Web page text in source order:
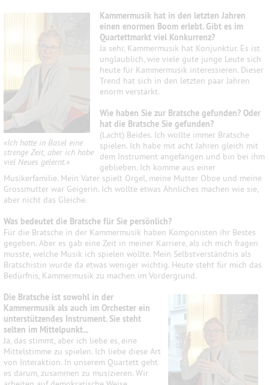
«Ich hatte in Basel eine
strenge Zeit, aber ich habe
viel Neues gelernt.»
Kammermusik hat in den letzten Jahren
einen enormen Boom erlebt. Gibt es im
Quartettmarkt viel Konkurrenz?
Ja sehr, Kammermusik hat Konjunktur. Es ist
unglaublich, wie viele gute junge Leute sich
heute für Kammermusik interessieren. Dieser
Trend hat sich in den letzten paar Jahren
enorm verstärkt.
Wie haben Sie zur Bratsche gefunden? Oder
hat die Bratsche Sie gefunden?
(Lacht) Beides. Ich wollte immer Bratsche
spielen. Ich habe mit acht Jahren gleich mit
dem Instrument angefangen und bin bei ihm
geblieben. Ich komme aus einer
Musikerfamilie. Mein Vater spielt Orgel, meine Mutter Oboe und meine
Grossmutter war Geigerin. Ich wollte etwas Ähnliches machen wie sie,
aber nicht das Gleiche.
Was bedeutet die Bratsche für Sie persönlich?
Für die Bratsche in der Kammermusik haben Komponisten ihr Bestes
gegeben. Aber es gab eine Zeit in meiner Karriere, als ich mich fragen
musste, welche Musik ich spielen wollte. Mein Selbstverständnis als
Bratschistin wurde da etwas weniger wichtig. Heute steht für mich das
Bedürfnis, Kammermusik zu machen im Vordergrund.
Die Bratsche ist sowohl in der
Kammermusik als auch im Orchester ein
unterstützendes Instrument. Sie steht
selten im Mittelpunkt...
Ja, das stimmt, aber ich liebe es, eine
Mittelstimme zu spielen. Ich liebe diese Art
von Interaktion. In unserem Quartett geht
es darum, zusammen zu musizieren. Wir